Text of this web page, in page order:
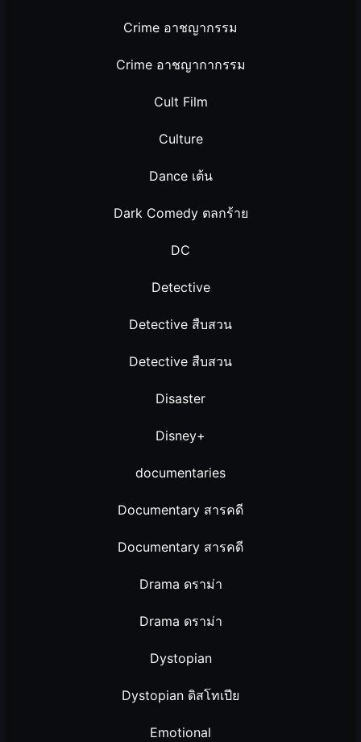
Crime อาชญากรรม
Crime อาชญากากรรม
Cult Film
Culture
Dance เต้น
Dark Comedy ตลกร้าย
DC
Detective
Detective สืบสวน
Detective สืบสวน
Disaster
Disney+
documentaries
Documentary สารคดี
Documentary สารคดี
Drama ดราม่า
Drama ดราม่า
Dystopian
Dystopian ดิสโทเปีย
Emotional